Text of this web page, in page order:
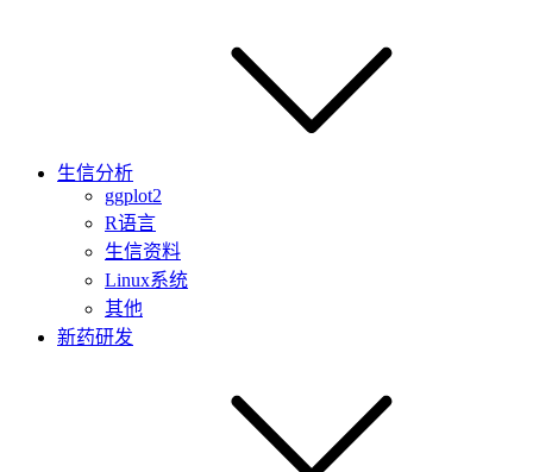
生信分析
ggplot2
R语言
生信资料
Linux系统
其他
新药研发